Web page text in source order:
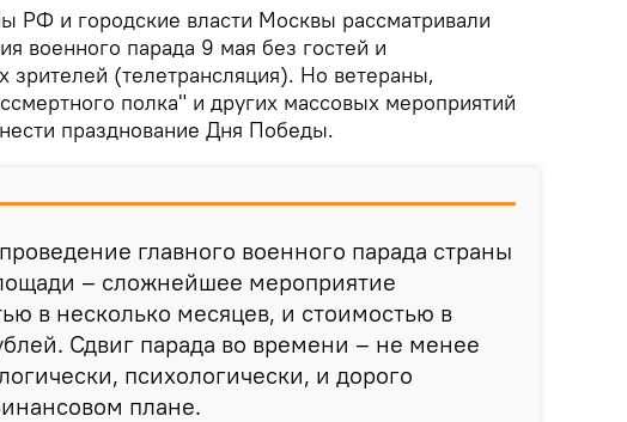
РФ и городские власти Москвы рассматривали
военного парада 9 мая без гостей и
зрителей (телетрансляция). Но ветераны,
полка" и других массовых мероприятий
празднование Дня Победы.
главного военного парада страны
– сложнейшее мероприятие
в несколько месяцев, и стоимостью в
Сдвиг парада во времени – не менее
психологически, и дорого
плане.